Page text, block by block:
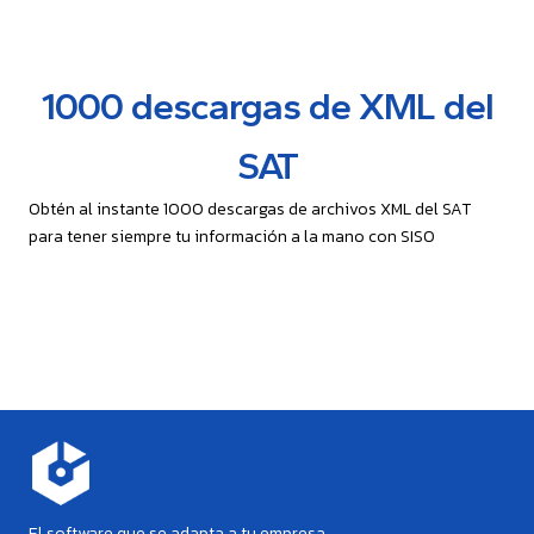
1000 descargas de XML del
SAT
Obtén al instante 1000 descargas de archivos XML del SAT
para tener siempre tu información a la mano con SISO